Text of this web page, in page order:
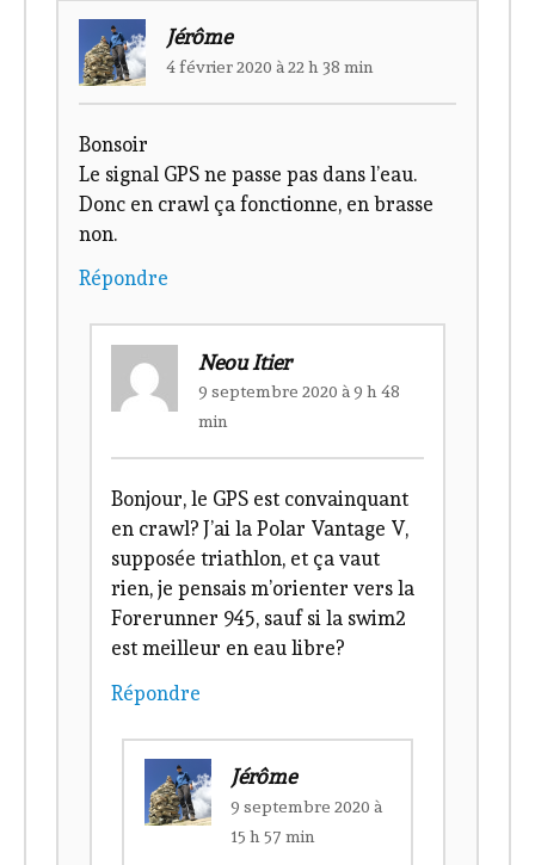
Jérôme
4 février 2020 à 22 h 38 min
Bonsoir
Le signal GPS ne passe pas dans l’eau.
Donc en crawl ça fonctionne, en brasse
non.
Répondre
Neou Itier
9 septembre 2020 à 9 h 48
min
Bonjour, le GPS est convainquant
en crawl? J’ai la Polar Vantage V,
supposée triathlon, et ça vaut
rien, je pensais m’orienter vers la
Forerunner 945, sauf si la swim2
est meilleur en eau libre?
Répondre
Jérôme
9 septembre 2020 à
15 h 57 min